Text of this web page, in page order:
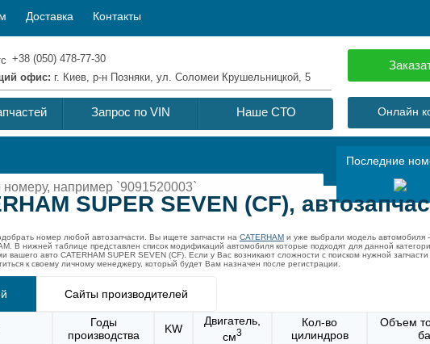
Доставка Контакты
+38 (050) 478-77-30
офис: г. Киев, р-н Позняки, ул. Соломеи Крушельницкой, 5
Запрос по VIN Наше СТО Онлайн
Последние
SUPER SEVEN (CF),
номер любой автозапчасти. Вы ищете запчасти на CATERHAM и уже выбрали модель автомобиля -
В нижней таблице представлен список модификаций автомобиля которые подходят для данной
авто CATERHAM SUPER SEVEN (CF). Если у Вас возникают сложности с поиском нужной
к своему личному менеджеру, который будет Вам назначен после регистрации.
Сайты производителей
Годы
производства
KW
Двигатель,
см3
Кол-во
цилиндров
Объем